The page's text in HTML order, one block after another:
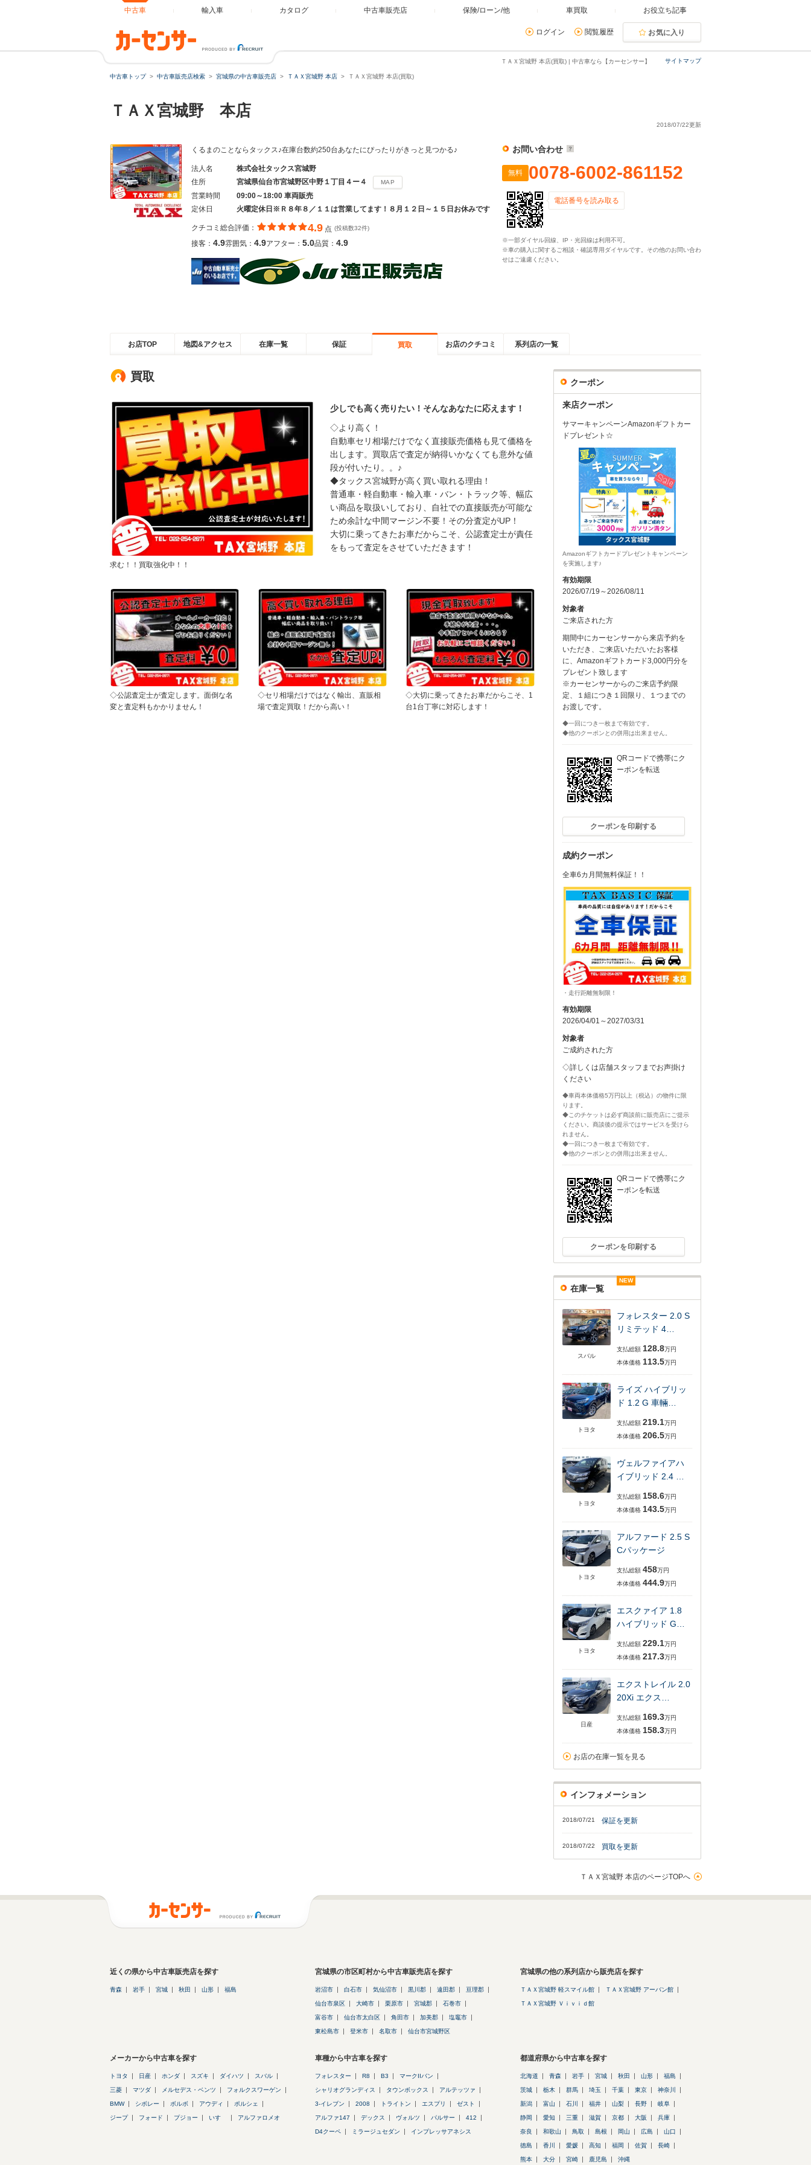
中古車 輸入車 カタログ 中古車販売店 保険/ローン/他 車買取 お役立ち記事
ログイン 閲覧履歴 お気に入り
サイトマップ
ＴＡＸ宮城野 本店(買取) | 中古車なら【カーセンサー】
中古車トップ 中古車販売店検索 宮城県の中古車販売店 ＴＡＸ宮城野 本店 ＴＡＸ宮城野 本店(買取)
ＴＡＸ宮城野 本店
2018/07/22更新
くるまのことならタックス♪在庫台数約250台あなたにぴったりがきっと見つかる♪
法人名
株式会社タックス宮城野
住所
宮城県仙台市宮城野区中野１丁目４ー４ MAP
営業時間
09:00～18:00 車両販売
定休日
火曜定休日※Ｒ８年８／１１は営業してます！８月１２日～１５日お休みです
クチコミ総合評価： 4.9 点 (投稿数32件)
接客： 4.9雰囲気： 4.9アフター： 5.0品質： 4.9
お問い合わせ
無料 0078-6002-861152
電話番号を読み取る
※一部ダイヤル回線、IP・光回線は利用不可。
※車の購入に関するご相談・確認専用ダイヤルです。その他のお問い合わ
せはご遠慮ください。
お店TOP 地図&アクセス 在庫一覧 保証 買取 お店のクチコミ 系列店の一覧
買取
求む！！買取強化中！！
少しでも高く売りたい！そんなあなたに応えます！
◇より高く！
自動車セリ相場だけでなく直接販売価格も見て価格を
出します。買取店で査定が納得いかなくても意外な値
段が付いたり。。♪
◆タックス宮城野が高く買い取れる理由！
普通車・軽自動車・輸入車・バン・トラック等、幅広
い商品を取扱いしており、自社での直接販売が可能な
ため余計な中間マージン不要！その分査定がUP！
大切に乗ってきたお車だからこそ、公認査定士が責任
をもって査定をさせていただきます！
◇公認査定士が査定します。面倒な名
変と査定料もかかりません！
◇セリ相場だけではなく輸出、直販相
場で査定買取！だから高い！
◇大切に乗ってきたお車だからこそ、1
台1台丁寧に対応します！
クーポン
来店クーポン
サマーキャンペーンAmazonギフトカー
ドプレゼント☆
Amazonギフトカードプレゼントキャンペーン
を実施します♪
有効期限
2026/07/19～2026/08/11
対象者
ご来店された方
期間中にカーセンサーから来店予約を
いただき、ご来店いただいたお客様
に、Amazonギフトカード3,000円分を
プレゼント致します
※カーセンサーからのご来店予約限
定、１組につき１回限り、１つまでの
お渡しです。
◆一回につき一枚まで有効です。
◆他のクーポンとの併用は出来ません。
QRコードで携帯にク
ーポンを転送
クーポンを印刷する
成約クーポン
全車6カ月間無料保証！！
・走行距離無制限！
有効期限
2026/04/01～2027/03/31
対象者
ご成約された方
◇詳しくは店舗スタッフまでお声掛け
ください
◆車両本体価格5万円以上（税込）の物件に限
ります。
◆このチケットは必ず商談前に販売店にご提示
ください。商談後の提示ではサービスを受けら
れません。
◆一回につき一枚まで有効です。
◆他のクーポンとの併用は出来ません。
QRコードで携帯にク
ーポンを転送
クーポンを印刷する
在庫一覧
スバル
NEW
フォレスター 2.0 S
リミテッド 4…
支払総額 128.8万円
本体価格 113.5万円
トヨタ
NEW
ライズ ハイブリッ
ド 1.2 G 車輛…
支払総額 219.1万円
本体価格 206.5万円
トヨタ
NEW
ヴェルファイアハ
イブリッド 2.4 …
支払総額 158.6万円
本体価格 143.5万円
トヨタ
NEW
アルファード 2.5 S
Cパッケージ
支払総額 458万円
本体価格 444.9万円
トヨタ
NEW
エスクァイア 1.8
ハイブリッド G…
支払総額 229.1万円
本体価格 217.3万円
日産
NEW
エクストレイル 2.0
20Xi エクス…
支払総額 169.3万円
本体価格 158.3万円
お店の在庫一覧を見る
インフォメーション
2018/07/21 保証を更新
2018/07/22 買取を更新
ＴＡＸ宮城野 本店のページTOPへ
近くの県から中古車販売店を探す
青森 岩手 宮城 秋田 山形 福島
宮城県の市区町村から中古車販売店を探す
岩沼市 白石市 気仙沼市 黒川郡 遠田郡 亘理郡
仙台市泉区 大崎市 栗原市 宮城郡 石巻市
富谷市 仙台市太白区 角田市 加美郡 塩竈市
東松島市 登米市 名取市 仙台市宮城野区
宮城県の他の系列店から販売店を探す
ＴＡＸ宮城野 軽スマイル館 ＴＡＸ宮城野 アーバン館
ＴＡＸ宮城野 Ｖｉｖｉｄ館
メーカーから中古車を探す
トヨタ 日産 ホンダ スズキ ダイハツ スバル
三菱 マツダ メルセデス・ベンツ フォルクスワーゲン
BMW シボレー ボルボ アウディ ポルシェ
ジープ フォード プジョー いすゞ アルファロメオ
車種から中古車を探す
フォレスター R8 B3 マークIIバン
シャリオグランディス タウンボックス アルテッツァ
3-イレブン 2008 トライトン エスプリ ゼスト
アルファ147 デックス ヴォルツ パルサー 412
D4クーペ ミラージュセダン インプレッサアネシス
都道府県から中古車を探す
北海道 青森 岩手 宮城 秋田 山形 福島
茨城 栃木 群馬 埼玉 千葉 東京 神奈川
新潟 富山 石川 福井 山梨 長野 岐阜
静岡 愛知 三重 滋賀 京都 大阪 兵庫
奈良 和歌山 鳥取 島根 岡山 広島 山口
徳島 香川 愛媛 高知 福岡 佐賀 長崎
熊本 大分 宮崎 鹿児島 沖縄